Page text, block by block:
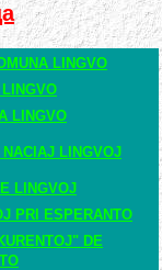
LINGVO
LINGVO
LINGVOJ
LINGVOJ
PRI ESPERANTO
DE